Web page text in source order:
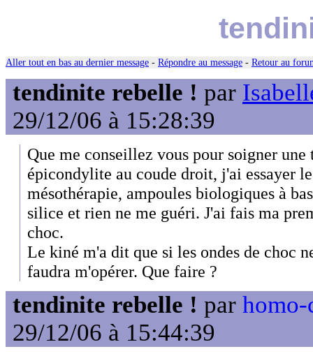
Aller tout en bas au dernier message - Répondre au message - Retour au
tendinite rebelle ! par
29/12/06 à 15:28:39
Que me conseillez vous pour soigner
épicondylite au coude droit, j'ai essayer
mésothérapie, ampoules biologiques à
silice et rien ne me guéri. J'ai fais ma
choc.
Le kiné m'a dit que si les ondes de choc
faudra m'opérer. Que faire ?
tendinite rebelle ! par
29/12/06 à 15:44:39